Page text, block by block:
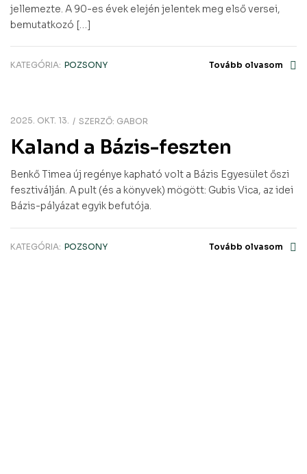
jellemezte. A 90-es évek elején jelentek meg első versei,
bemutatkozó […]
KATEGÓRIA: POZSONY Tovább olvasom
2025. OKT. 13. SZERZŐ: GABOR
Kaland a Bázis-feszten
Benkő Timea új regénye kapható volt a Bázis Egyesület őszi
fesztiválján. A pult (és a könyvek) mögött: Gubis Vica, az idei
Bázis-pályázat egyik befutója.
KATEGÓRIA: POZSONY Tovább olvasom